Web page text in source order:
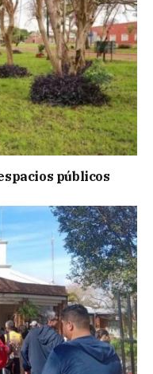
públicos